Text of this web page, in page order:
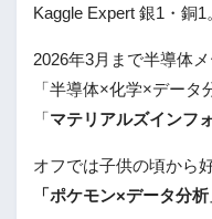
Kaggle Expert 銀1・銅1
2026年3月まで半導体
「半導体×化学×データ
「 マテリアルズインフ
オフでは子供の頃から
「ポケモン×データ分析